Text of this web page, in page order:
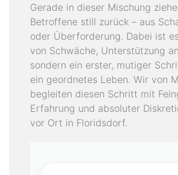
Gerade in dieser Mischung
Betroffene still zurück – aus
oder Überforderung. Dabei ist
von Schwäche, Unterstützung
sondern ein erster, mutiger
ein geordnetes Leben. Wir von
begleiten diesen Schritt mit
Erfahrung und absoluter
vor Ort in Floridsdorf.